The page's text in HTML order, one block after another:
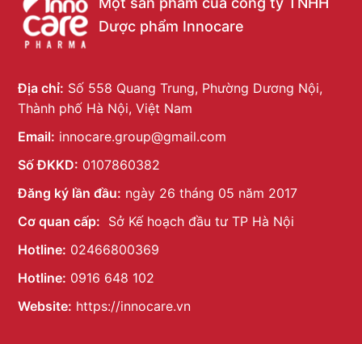
Dược phẩm Innocare
Địa chỉ: Số 558 Quang Trung, Phường Dương Nội,
Thành phố Hà Nội, Việt Nam
Email: innocare.group@gmail.com
Số ĐKKD: 0107860382
Đăng ký lần đầu: ngày 26 tháng 05 năm 2017
Cơ quan cấp: Sở Kế hoạch đầu tư TP Hà Nội
Hotline: 02466800369
Hotline: 0916 648 102
Website: https://innocare.vn